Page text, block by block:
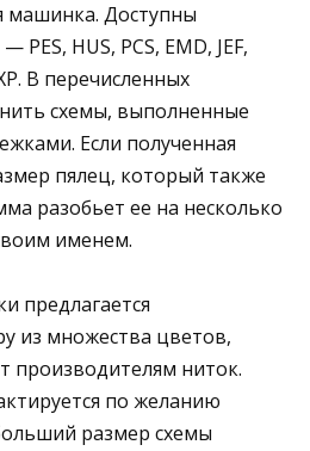
машинка. Доступны
HUS, PCS, EMD, JЕF,
В перечисленных
схемы, выполненные
Если полученная
пялец, который также
разобьет ее на несколько
именем.
предлагается
из множества цветов,
производителям ниток.
по желанию
размер схемы